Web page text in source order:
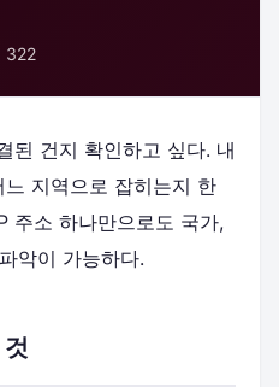
322
된 건지 확인하고 싶다. 내
지역으로 잡히는지 한
주소 하나만으로도 국가,
악이 가능하다.